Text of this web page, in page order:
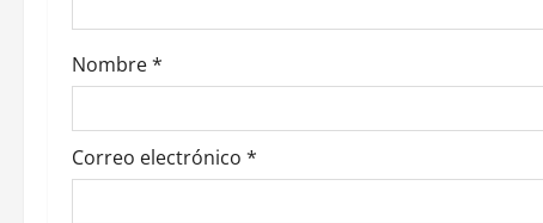
e
n
t
r
Nombre*
Correo electrónico *